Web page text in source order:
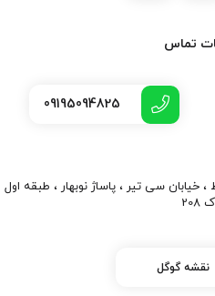
تماس
09195094825
خیابان سی تیر ، پاساژ نوبهار ، طبقه اول
نقشه گوگل